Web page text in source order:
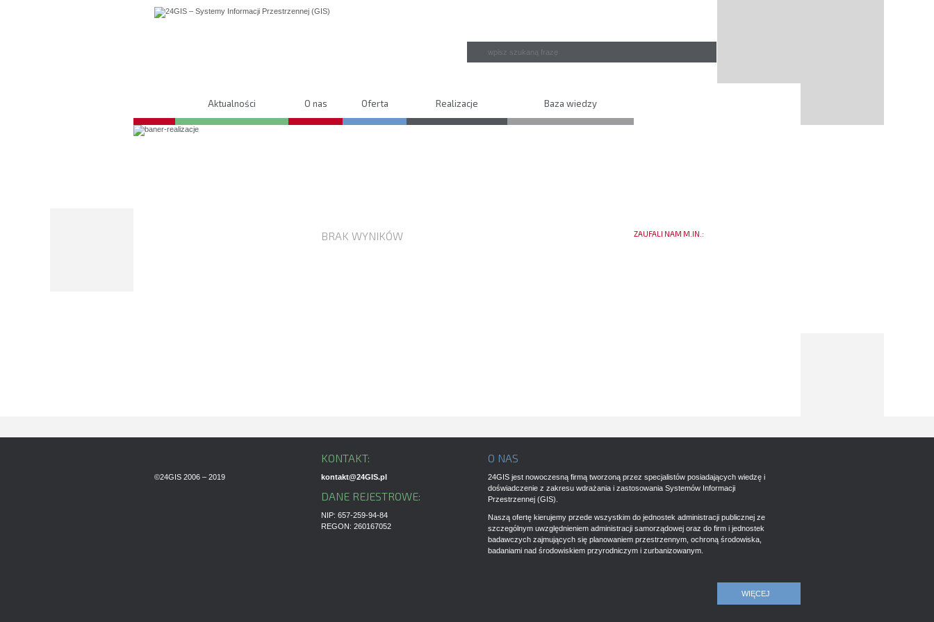
Aktualności O nas Oferta Realizacje Baza wiedzy
BRAK WYNIKÓW ZAUFALI NAM M.IN.:
©24GIS 2006 – 2019
KONTAKT:
kontakt@24GIS.pl
DANE REJESTROWE:
NIP: 657-259-94-84
REGON: 260167052
O NAS
24GIS jest nowoczesną firmą tworzoną przez specjalistów posiadających wiedzę i
doświadczenie z zakresu wdrażania i zastosowania Systemów Informacji
Przestrzennej (GIS).
Naszą ofertę kierujemy przede wszystkim do jednostek administracji publicznej ze
szczególnym uwzględnieniem administracji samorządowej oraz do firm i jednostek
badawczych zajmujących się planowaniem przestrzennym, ochroną środowiska,
badaniami nad środowiskiem przyrodniczym i zurbanizowanym.
WIĘCEJ